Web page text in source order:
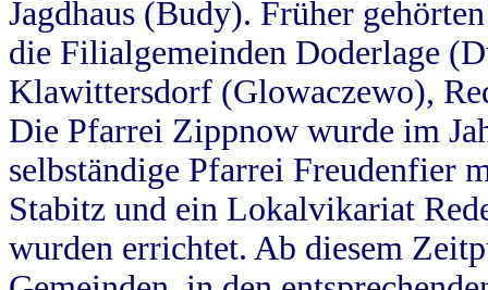
Jagdhaus (Budy). Früher
die Filialgemeinden Doderlage
Klawittersdorf (Glowaczewo),
Die Pfarrei Zippnow wurde im
selbständige Pfarrei Freudenfier
Stabitz und ein Lokalvikariat
wurden errichtet. Ab diesem